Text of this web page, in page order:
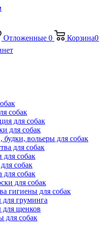
Отложенные 0 Корзина0
собак
для собак
для собак
будки, вольеры для собак
для собак
для собак
собак
для собак
для собак
гигиены для собак
для груминга
для щенков
для собак